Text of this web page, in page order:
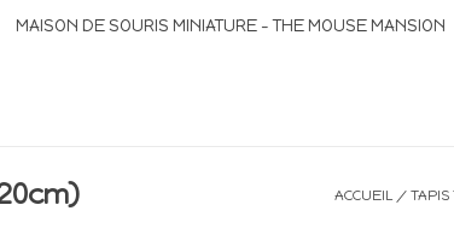
MAISON DE SOURIS MINIATURE - THE MOUSE MANSION
ACCUEIL / TAPIS